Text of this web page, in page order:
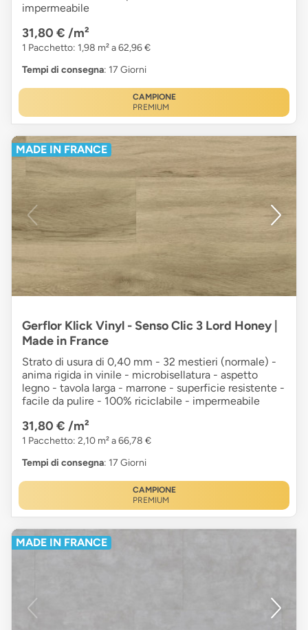
impermeabile
31,80 € /m²
1 Pacchetto: 1,98 m² a 62,96 €
Tempi di consegna: 17 Giorni
CAMPIONE
PREMIUM
MADE IN FRANCE
Gerflor Klick Vinyl - Senso Clic 3 Lord Honey |
Made in France
Strato di usura di 0,40 mm - 32 mestieri (normale) -
anima rigida in vinile - microbisellatura - aspetto
legno - tavola larga - marrone - superficie resistente -
facile da pulire - 100% riciclabile - impermeabile
31,80 € /m²
1 Pacchetto: 2,10 m² a 66,78 €
Tempi di consegna: 17 Giorni
CAMPIONE
PREMIUM
MADE IN FRANCE